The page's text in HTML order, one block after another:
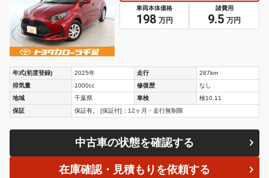
車両本体価格
198 万円
諸費用
9.5 万円
年式(初度登録) 2025年 走行
287km
排気量
1000cc 修復歴
なし
地域
千葉県 車検
検10.11
保証
保証有。 [保証付]：12ヶ月・走行無制限
中古車の状態を確認する
在庫確認・見積もりを依頼する